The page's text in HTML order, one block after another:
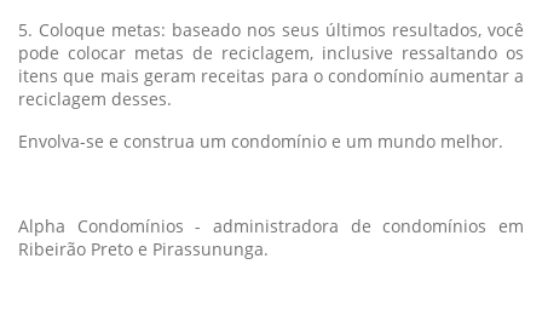
5. Coloque metas: baseado nos seus últimos resultados, você
pode colocar metas de reciclagem, inclusive ressaltando os
itens que mais geram receitas para o condomínio aumentar a
reciclagem desses.
Envolva-se e construa um condomínio e um mundo melhor.
Alpha Condomínios - administradora de condomínios em
Ribeirão Preto e Pirassununga.